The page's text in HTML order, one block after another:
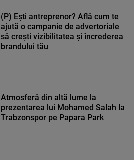
(P) Ești antreprenor? Află cum te
ajută o campanie de advertoriale
să crești vizibilitatea și încrederea
brandului tău
Atmosferă din altă lume la
prezentarea lui Mohamed Salah la
Trabzonspor pe Papara Park